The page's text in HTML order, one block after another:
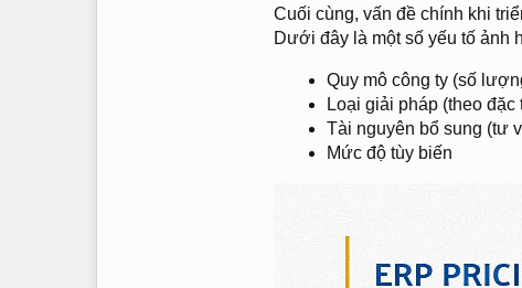
Cuối cùng, vấn đề chính khi
Dưới đây là một số yếu tố ảnh
Quy mô công ty (số
Loại giải pháp (theo
Tài nguyên bổ sung (tư
Mức độ tùy biến